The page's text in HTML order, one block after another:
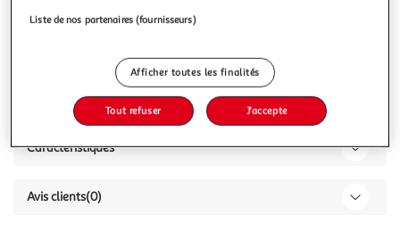
Description
Caractéristiques
Avis clients(0)
Liste de nos partenaires (fournisseurs)
Afficher toutes les finalités
Tout refuser J'accepte